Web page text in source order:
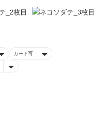
カード可